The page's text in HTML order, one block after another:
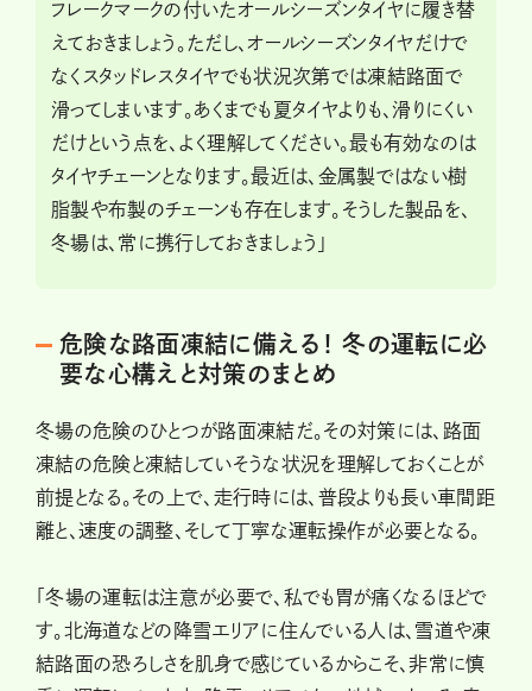
フレークマークの付いたオールシーズンタイヤに履き替
えておきましょう。ただし、オールシーズンタイヤだけで
なくスタッドレスタイヤでも状況次第では凍結路面で
滑ってしまいます。あくまでも夏タイヤよりも、滑りにくい
だけという点を、よく理解してください。最も有効なのは
タイヤチェーンとなります。最近は、金属製ではない樹
脂製や布製のチェーンも存在します。そうした製品を、
冬場は、常に携行しておきましょう」
危険な路面凍結に備える！ 冬の運転に必
要な心構えと対策のまとめ
冬場の危険のひとつが路面凍結だ。その対策には、路面
凍結の危険と凍結していそうな状況を理解しておくことが
前提となる。その上で、走行時には、普段よりも長い車間距
離と、速度の調整、そして丁寧な運転操作が必要となる。
「冬場の運転は注意が必要で、私でも胃が痛くなるほどで
す。北海道などの降雪エリアに住んでいる人は、雪道や凍
結路面の恐ろしさを肌身で感じているからこそ、非常に慎